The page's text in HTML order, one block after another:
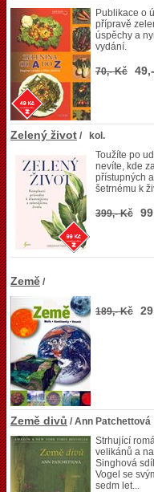
Publikace o
přípravě
úspěchy a
vydání.
70,- Kč
Zelený život / kol.
Toužíte po
nevíte, kde
přístupných
šetrnému k
399,- Kč
Země /
189,- Kč
Země divů / Ann Patchettová
Strhující
velikánů a
Singhová
Vogel se
sedm let...